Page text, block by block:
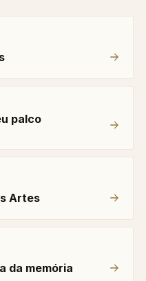
palco
Artes
da memória